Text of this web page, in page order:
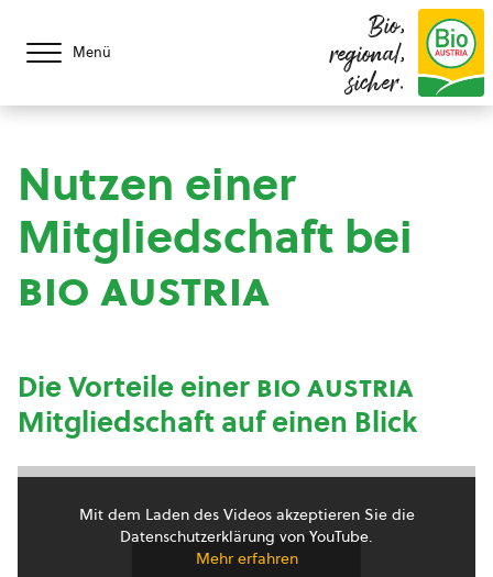
Menü
Bio,
regional,
sicher.
Nutzen einer
Mitgliedschaft bei
bio austria
Die Vorteile einerbio austria
Mitgliedschaft auf einen Blick
Mit dem Laden des Videos akzeptieren Sie die
Datenschutzerklärung von YouTube.
Mehr erfahren